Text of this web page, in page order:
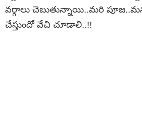
వర్గాలు చెబుతున్నాయి..మరి
చేస్తుందో వేచి చూడాలి..!!